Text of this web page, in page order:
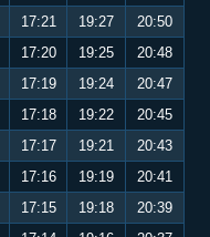
17:21 19:27
20:50
17:20 19:25
20:48
17:19 19:24
20:47
17:18 19:22
20:45
17:17 19:21
20:43
17:16 19:19
20:41
17:15 19:18
20:39